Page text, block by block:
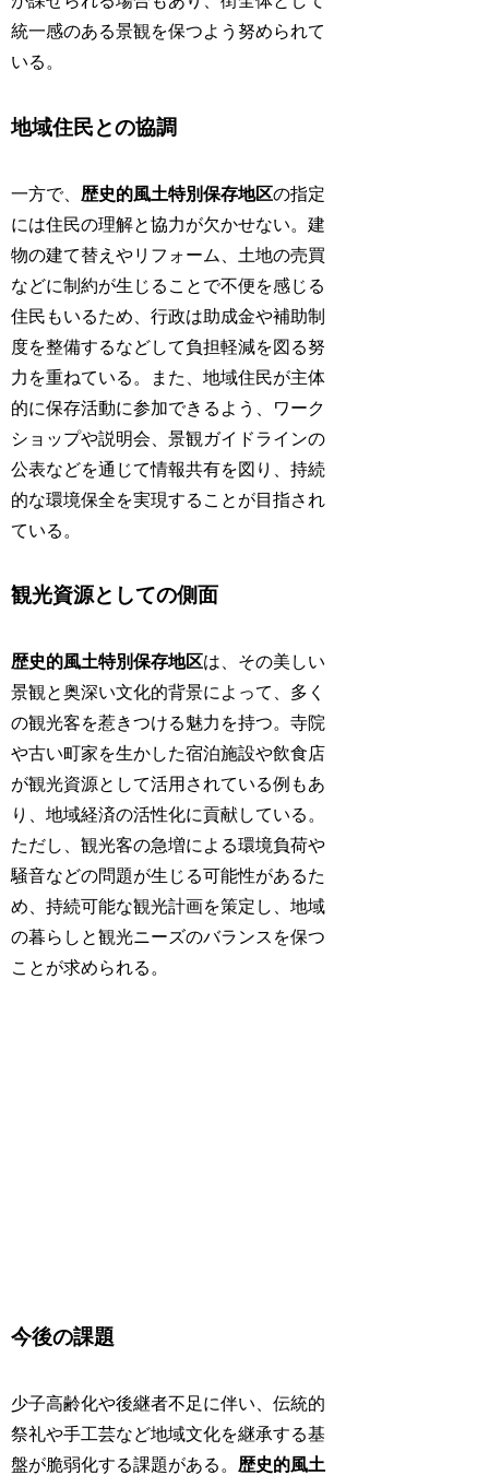
統一感のある景観を保つよう努められて
いる。
地域住民との協調
一方で、 歴史的風土特別保存地区の指定
には住民の理解と協力が欠かせない。建
物の建て替えやリフォーム、土地の売買
などに制約が生じることで不便を感じる
住民もいるため、行政は助成金や補助制
度を整備するなどして負担軽減を図る努
力を重ねている。また、地域住民が主体
的に保存活動に参加できるよう、ワーク
ショップや説明会、景観ガイドラインの
公表などを通じて情報共有を図り、持続
的な環境保全を実現することが目指され
ている。
観光資源としての側面
歴史的風土特別保存地区は、その美しい
景観と奥深い文化的背景によって、多く
の観光客を惹きつける魅力を持つ。寺院
や古い町家を生かした宿泊施設や飲食店
が観光資源として活用されている例もあ
り、地域経済の活性化に貢献している。
ただし、観光客の急増による環境負荷や
騒音などの問題が生じる可能性があるた
め、持続可能な観光計画を策定し、地域
の暮らしと観光ニーズのバランスを保つ
ことが求められる。
今後の課題
少子高齢化や後継者不足に伴い、伝統的
祭礼や手工芸など地域文化を継承する基
盤が脆弱化する課題がある。 歴史的風土